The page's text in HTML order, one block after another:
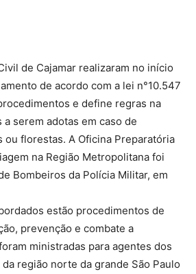
de Cajamar realizaram no início
de acordo com a lei n°10.547
e define regras na
serem adotas em caso de
ou florestas. A Oficina Preparatória
na Região Metropolitana foi
Bombeiros da Polícia Militar, em
estão procedimentos de
prevenção e combate a
ministradas para agentes dos
região norte da grande São Paulo